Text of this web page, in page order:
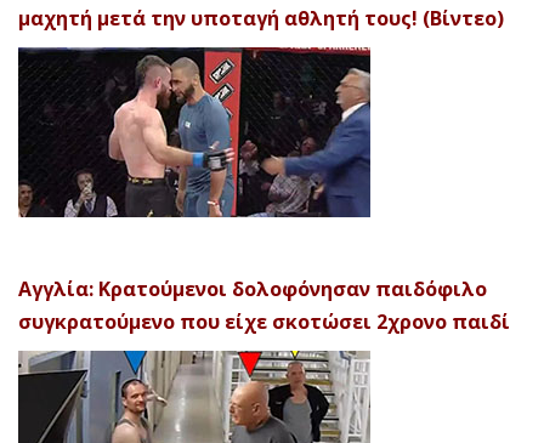
μαχητή μετά την υποταγή αθλητή τους! (Βίντεο)
Αγγλία: Κρατούμενοι δολοφόνησαν παιδόφιλο
συγκρατούμενο που είχε σκοτώσει 2χρονο παιδί